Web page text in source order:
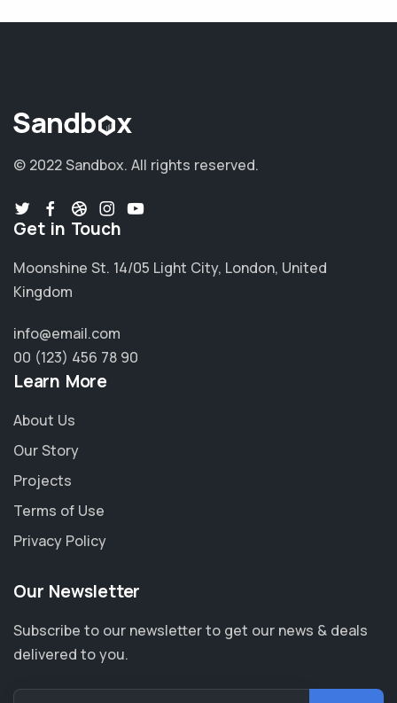
© 2022 Sandbox. All rights reserved.
Get in Touch
Moonshine St. 14/05 Light City, London, United
Kingdom
info@email.com
00 (123) 456 78 90
Learn More
About Us
Our Story
Projects
Terms of Use
Privacy Policy
Our Newsletter
Subscribe to our newsletter to get our news & deals
delivered to you.